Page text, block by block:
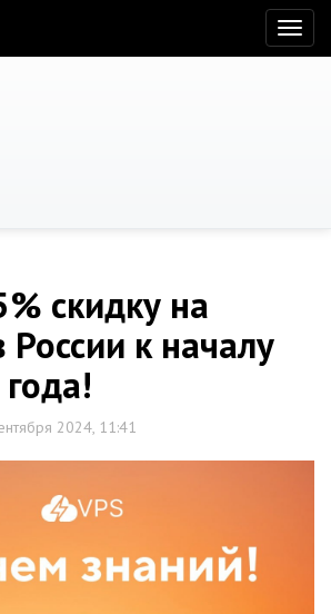
скидку на
к началу
2024, 11:41